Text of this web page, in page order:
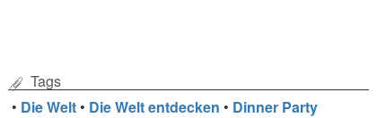
Tags
• Die Welt • Die Welt entdecken • Dinner Party